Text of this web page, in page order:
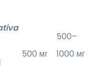
500 мг
500–
1000 мг